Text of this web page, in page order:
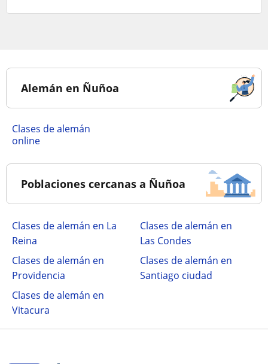
Alemán en Ñuñoa
Clases de alemán
online
Poblaciones cercanas a Ñuñoa
Clases de alemán en La
Reina
Clases de alemán en
Las Condes
Clases de alemán en
Providencia
Clases de alemán en
Santiago ciudad
Clases de alemán en
Vitacura